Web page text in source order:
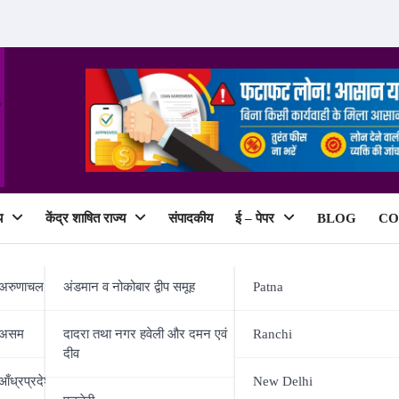
प्रदेश
केंद्र शाषित राज्य
अंडमान व नोकोबार द्वीप समूह
दादरा तथा नगर हवेली और दमन एवं
दीव
संपादकीय ई – पेपर
Patna
Ranchi
New Delhi
BLOG
जामवाल 65 किग्रा के फाइनल में